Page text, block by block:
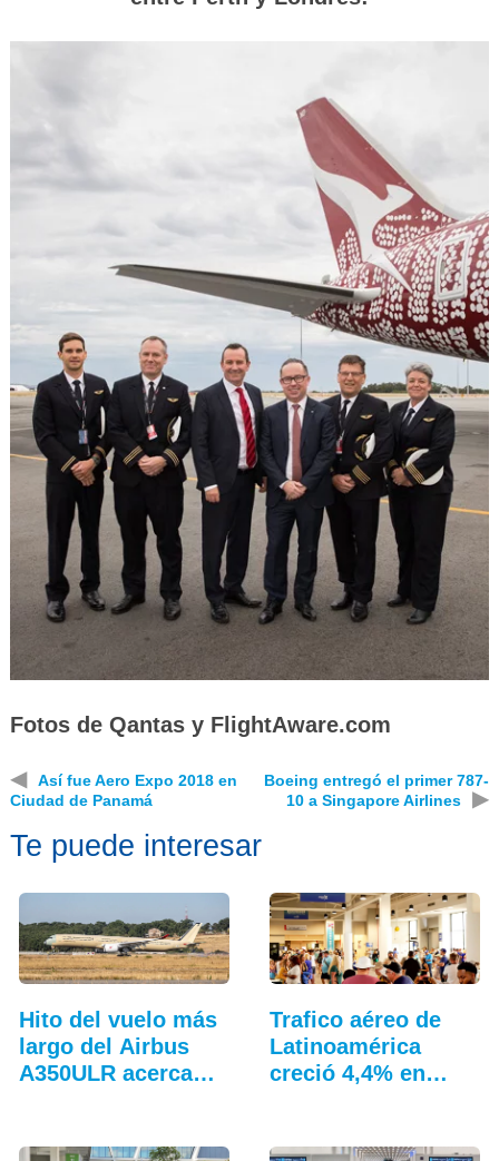
Fotos de Qantas y FlightAware.com
◀
Así fue Aero Expo 2018 en
Ciudad de Panamá
Boeing entregó el primer 787-
10 a Singapore Airlines
▶
Te puede interesar
Hito del vuelo más
largo del Airbus
A350ULR acerca…
Trafico aéreo de
Latinoamérica
creció 4,4% en